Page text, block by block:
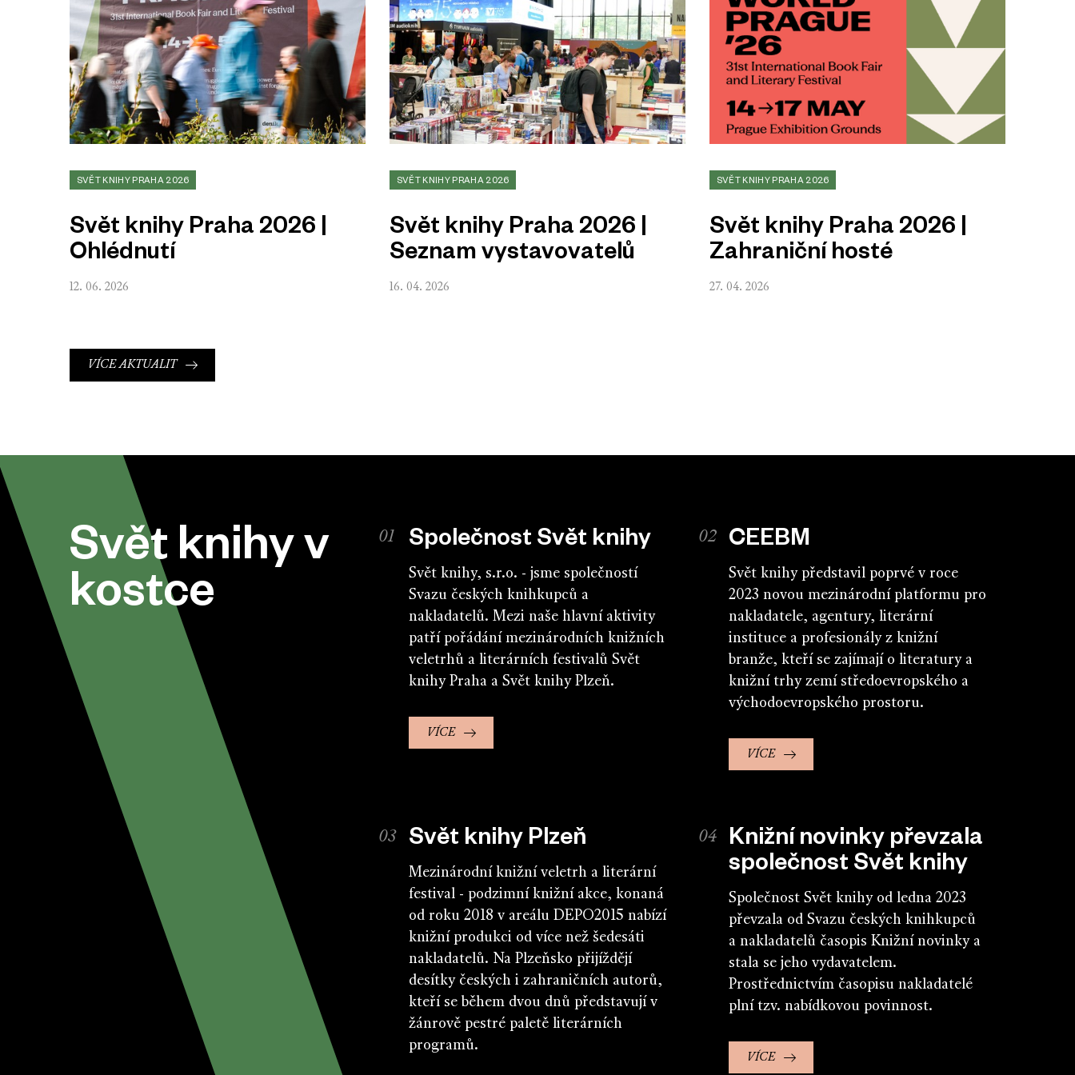
SVĚT KNIHY PRAHA 2026
Svět knihy Praha 2026 |
Ohlédnutí
12. 06. 2026
SVĚT KNIHY PRAHA 2026
Svět knihy Praha 2026 |
Seznam vystavovatelů
16. 04. 2026
SVĚT KNIHY PRAHA 2026
Svět knihy Praha 2026 |
Zahraniční hosté
27. 04. 2026
VÍCE AKTUALIT
Svět knihy v
kostce
Společnost Svět knihy
Svět knihy, s.r.o. - jsme společností
Svazu českých knihkupců a
nakladatelů. Mezi naše hlavní aktivity
patří pořádání mezinárodních knižních
veletrhů a literárních festivalů Svět
knihy Praha a Svět knihy Plzeň.
VÍCE
CEEBM
Svět knihy představil poprvé v roce
2023 novou mezinárodní platformu pro
nakladatele, agentury, literární
instituce a profesionály z knižní
branže, kteří se zajímají o literatury a
knižní trhy zemí středoevropského a
východoevropského prostoru.
VÍCE
Svět knihy Plzeň
Mezinárodní knižní veletrh a literární
festival - podzimní knižní akce, konaná
od roku 2018 v areálu DEPO2015 nabízí
knižní produkci od více než šedesáti
nakladatelů. Na Plzeňsko přijíždějí
desítky českých i zahraničních autorů,
kteří se během dvou dnů představují v
žánrově pestré paletě literárních
programů.
Knižní novinky převzala
společnost Svět knihy
Společnost Svět knihy od ledna 2023
převzala od Svazu českých knihkupců
a nakladatelů časopis Knižní novinky a
stala se jeho vydavatelem.
Prostřednictvím časopisu nakladatelé
plní tzv. nabídkovou povinnost.
VÍCE